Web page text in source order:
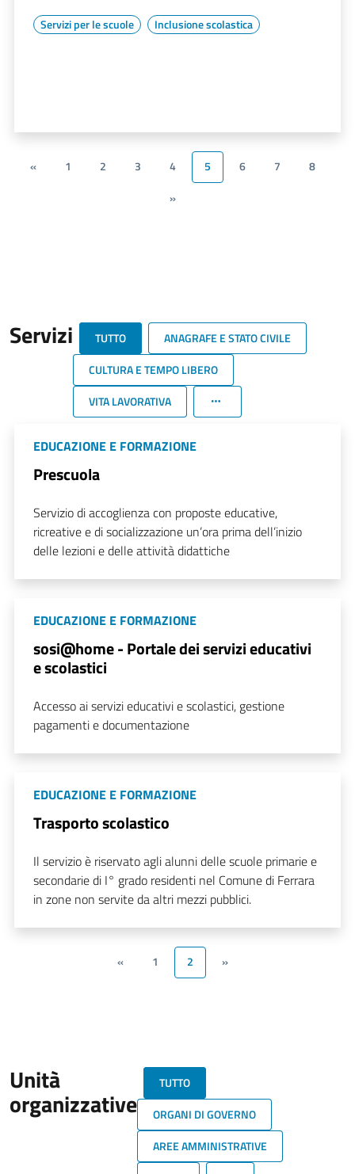
Servizi per le scuole Inclusione scolastica
« 1 2 3 4 5 6 7
8
»
Servizi TUTTO
ANAGRAFE E STATO CIVILE
CULTURA E TEMPO LIBERO
VITA LAVORATIVA
EDUCAZIONE E FORMAZIONE
Prescuola
Servizio di accoglienza con proposte educative,
ricreative e di socializzazione un’ora prima dell’inizio
delle lezioni e delle attività didattiche
EDUCAZIONE E FORMAZIONE
sosi@home - Portale dei servizi educativi
e scolastici
Accesso ai servizi educativi e scolastici, gestione
pagamenti e documentazione
EDUCAZIONE E FORMAZIONE
Trasporto scolastico
Il servizio è riservato agli alunni delle scuole primarie e
secondarie di I° grado residenti nel Comune di Ferrara
in zone non servite da altri mezzi pubblici.
« 1 2 »
Unità
organizzative
TUTTO
ORGANI DI GOVERNO
AREE AMMINISTRATIVE